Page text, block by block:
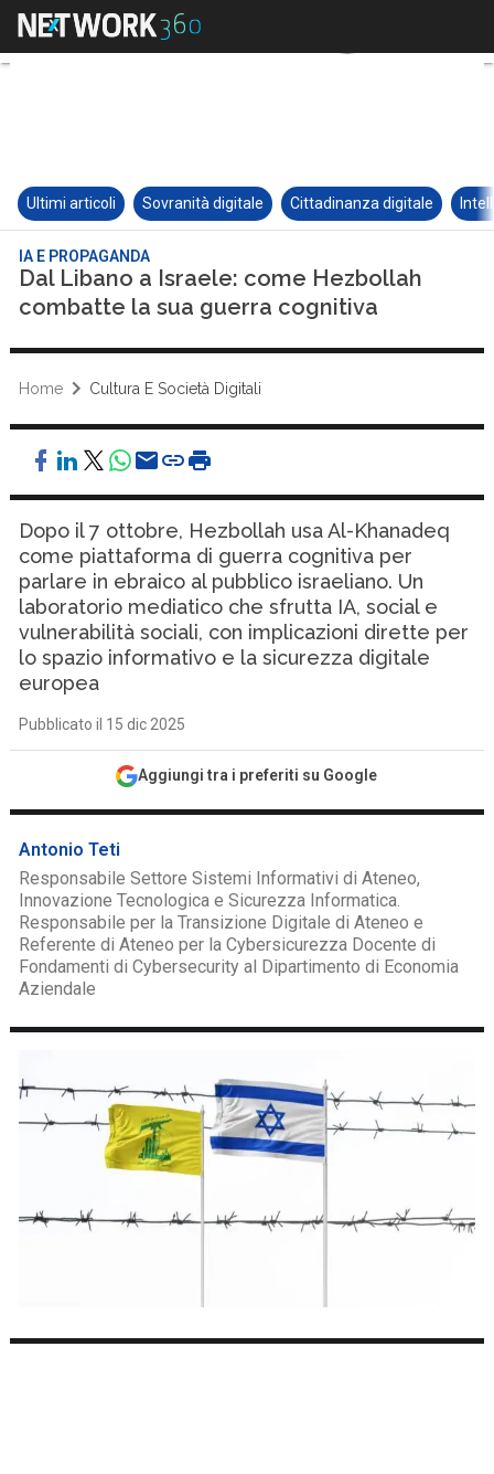
Ultimi articoli Sovranità digitale Cittadinanza digitale
IA E PROPAGANDA
Dal Libano a Israele: come Hezbollah
combatte la sua guerra cognitiva
Home Cultura E Società Digitali
Dopo il 7 ottobre, Hezbollah usa Al-Khanadeq
come piattaforma di guerra cognitiva per
parlare in ebraico al pubblico israeliano. Un
laboratorio mediatico che sfrutta IA, social e
vulnerabilità sociali, con implicazioni dirette per
lo spazio informativo e la sicurezza digitale
europea
Pubblicato il 15 dic 2025
Aggiungi tra i preferiti su Google
Antonio Teti
Responsabile Settore Sistemi Informativi di Ateneo,
Innovazione Tecnologica e Sicurezza Informatica.
Responsabile per la Transizione Digitale di Ateneo e
Referente di Ateneo per la Cybersicurezza Docente di
Fondamenti di Cybersecurity al Dipartimento di Economia
Aziendale